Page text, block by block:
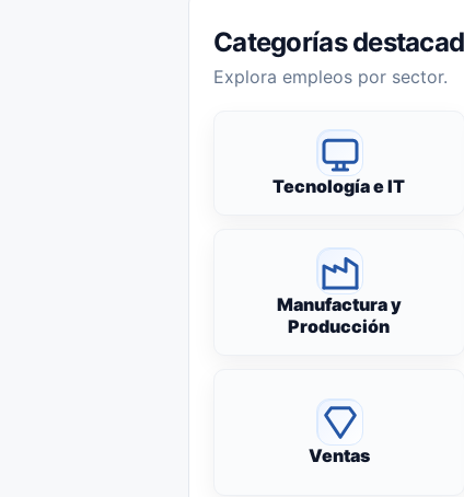
Categorías
Explora empleos por sector.
Tecnología e IT
Manufactura y
Producción
Ventas